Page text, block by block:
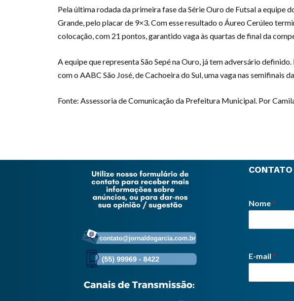
Pela última rodada da primeira fase da Série Ouro de Futsal a equipe
Grande, pelo placar de 9×3. Com esse resultado o Áureo Cerúleo
colocação, com 21 pontos, garantido vaga às quartas de final da
A equipe que representa São Sepé na Ouro, já tem adversário
com o AABC São José, de Cachoeira do Sul, uma vaga nas semifinais
Fonte: Assessoria de Comunicação da Prefeitura Municipal. Por
CONTATO
Nome*
E-mail *